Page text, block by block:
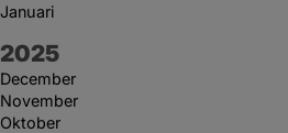
Januari
År:
2025
December
November
Oktober